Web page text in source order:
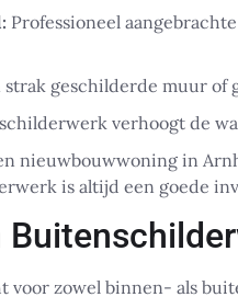
Professioneel
strak geschilderde muur
verhoogt de
nieuwbouwwoning in
is altijd een goede
voor zowel binnen- als